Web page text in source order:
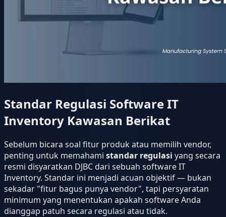
Standar Regulasi Software IT
Inventory Kawasan Berikat
Sebelum bicara soal fitur produk atau memilih vendor,
penting untuk memahami standar regulasi yang secara
resmi disyaratkan DJBC dari sebuah software IT
Inventory. Standar ini menjadi acuan objektif — bukan
sekadar "fitur bagus punya vendor", tapi persyaratan
minimum yang menentukan apakah software Anda
dianggap patuh secara regulasi atau tidak.